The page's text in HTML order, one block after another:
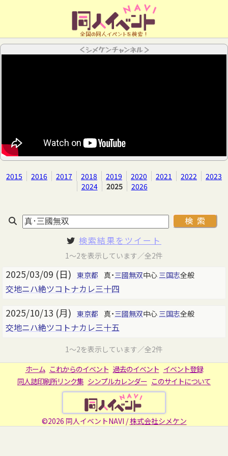
全国の同人イベントを検索！
＜シメケンチャンネル＞
2015 2016 2017 2018 2019 2020 2021 2022
2023
2024
2025 2026
検索結果をツイート
1～2を表示しています／全2件
2025/03/09 (日) 東京都 真・三國無双中心 三国志全般
交地ニハ絶ツコトナカレ三十四
2025/10/13 (月) 東京都 真・三國無双中心 三国志全般
交地ニハ絶ツコトナカレ三十五
1～2を表示しています／全2件
ホーム これからのイベント 過去のイベント イベント登録
同人誌印刷所リンク集 シンプルカレンダー このサイトについて
©2026 同人イベントNAVI /株式会社シメケン